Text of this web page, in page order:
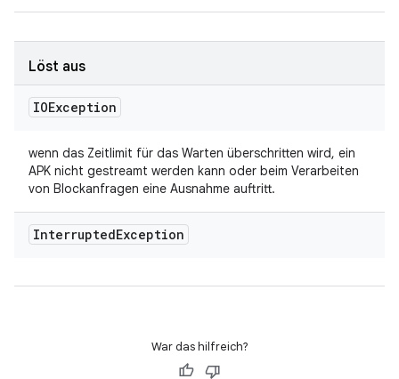
Löst aus
IOException
wenn das Zeitlimit für das Warten überschritten wird, ein
APK nicht gestreamt werden kann oder beim Verarbeiten
von Blockanfragen eine Ausnahme auftritt.
InterruptedException
War das hilfreich?